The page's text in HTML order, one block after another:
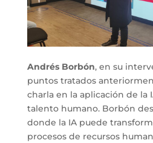
Andrés Borbón, en su
puntos tratados
charla en la aplicación de la
talento humano. Borbón
donde la IA puede
procesos de recursos